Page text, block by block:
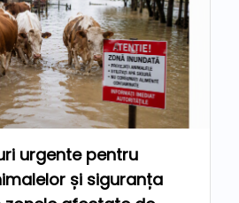
urgente pentru
și siguranța